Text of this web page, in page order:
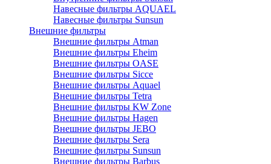
Навесные фильтры AQUAEL
Навесные фильтры Sunsun
Внешние фильтры
Внешние фильтры Atman
Внешние фильтры Eheim
Внешние фильтры OASE
Внешние фильтры Sicce
Внешние фильтры Aquael
Внешние фильтры Tetra
Внешние фильтры KW Zone
Внешние фильтры Hagen
Внешние фильтры JEBO
Внешние фильтры Sera
Внешние фильтры Sunsun
Внешние фильтры Barbus